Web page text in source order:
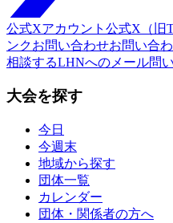
公式Xアカウント 公式X（旧
ンクお問い合わせお問い合
相談するLHNへのメール問
大会を探す
今日
今週末
地域から探す
団体一覧
カレンダー
団体・関係者の方へ